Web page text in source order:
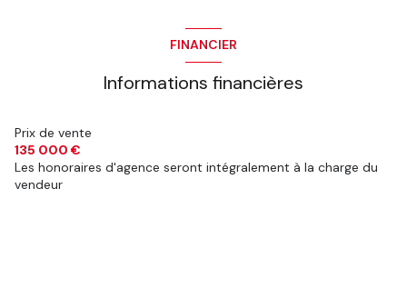
FINANCIER
Informations financières
Prix de vente
135 000 €
Les honoraires d'agence seront intégralement à la charge du
vendeur